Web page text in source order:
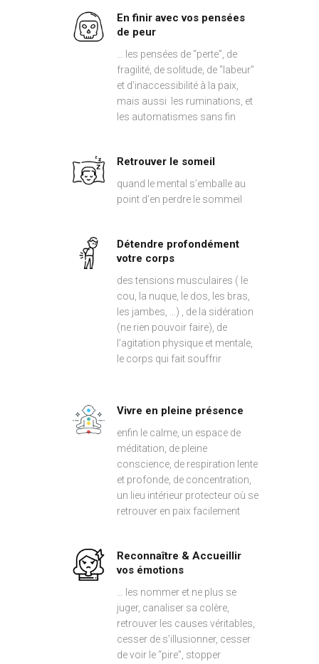
En finir avec vos pensées
de peur
… les pensées de “perte”, de
fragilité, de solitude, de “labeur”
et d’inaccessibilité à la paix,
mais aussi les ruminations, et
les automatismes sans fin
Retrouver le someil
quand le mental s’emballe au
point d’en perdre le sommeil
Détendre profondément
votre corps
des tensions musculaires ( le
cou, la nuque, le dos, les bras,
les jambes, …) , de la sidération
(ne rien pouvoir faire), de
l’agitation physique et mentale,
le corps qui fait souffrir
Vivre en pleine présence
enfin le calme, un espace de
méditation, de pleine
conscience, de respiration lente
et profonde, de concentration,
un lieu intérieur protecteur où se
retrouver en paix facilement
Reconnaître & Accueillir
vos émotions
… les nommer et ne plus se
juger, canaliser sa colère,
retrouver les causes véritables,
cesser de s’illusionner, cesser
de voir le “pire”, stopper